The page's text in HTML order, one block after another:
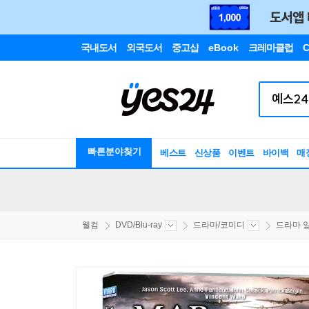
국내도서 외국도서 중고샵 eBook 크레마클럽
빠른분야찾기 베스트 신상품 이벤트 바이백 매
웰컴 DVD/Blu-ray 드라마/코미디 드라마